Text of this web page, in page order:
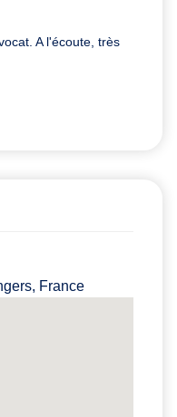
A l'écoute, très
France